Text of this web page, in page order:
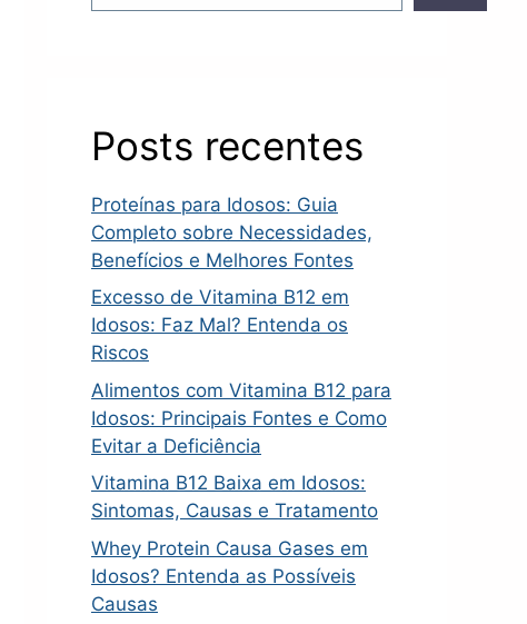
Posts recentes
Proteínas para Idosos: Guia
Completo sobre Necessidades,
Benefícios e Melhores Fontes
Excesso de Vitamina B12 em
Idosos: Faz Mal? Entenda os
Riscos
Alimentos com Vitamina B12 para
Idosos: Principais Fontes e Como
Evitar a Deficiência
Vitamina B12 Baixa em Idosos:
Sintomas, Causas e Tratamento
Whey Protein Causa Gases em
Idosos? Entenda as Possíveis
Causas